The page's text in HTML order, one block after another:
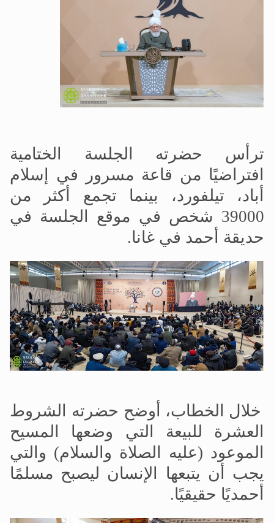
ترأس حضرته الجلسة الختامية
افتراضيًا من قاعة مسرور في إسلام
أباد، تيلفورد، بينما تجمع أكثر من
39000 شخص في موقع الجلسة في
حديقة أحمد في غانا.
خلال الخطاب، أوضح حضرته الشروط
العشرة للبيعة التي وضعها المسيح
الموعود (عليه الصلاة والسلام) والتي
يجب أن يتبعها الإنسان ليصبح مسلمًا
أحمديًا حقيقيًا.